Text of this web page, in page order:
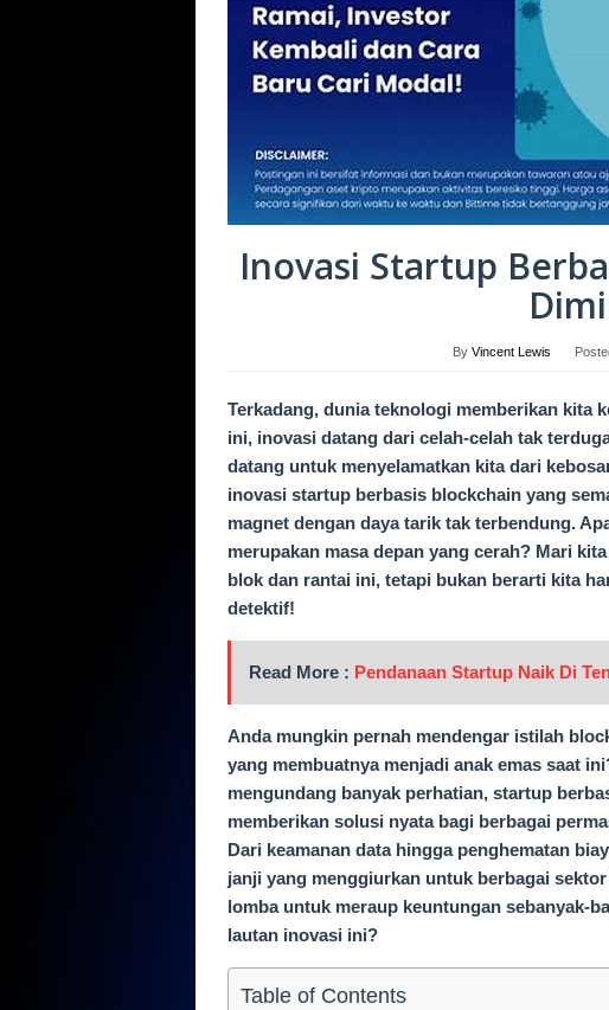
Inovasi Startup
By Vincent Lewis
Terkadang, dunia teknologi memberikan kita
ini, inovasi datang dari celah-celah tak
datang untuk menyelamatkan kita dari
inovasi startup berbasis blockchain yang
magnet dengan daya tarik tak terbendung.
merupakan masa depan yang cerah? Mari
blok dan rantai ini, tetapi bukan berarti kita
detektif!
Read More : Pendanaan Startup Naik Di
Anda mungkin pernah mendengar istilah
yang membuatnya menjadi anak emas saat
mengundang banyak perhatian, startup
memberikan solusi nyata bagi berbagai
Dari keamanan data hingga penghematan
janji yang menggiurkan untuk berbagai
lomba untuk meraup keuntungan sebanyak-
lautan inovasi ini?
Table of Contents